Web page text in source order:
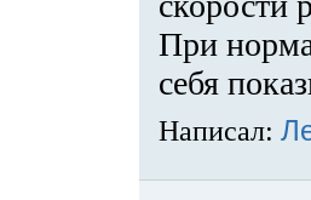
При
себя
Написал: